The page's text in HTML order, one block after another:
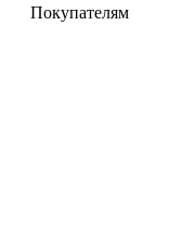
Покупателям